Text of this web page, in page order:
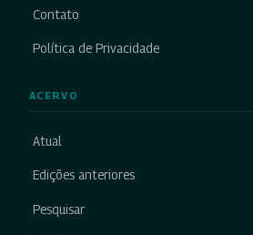
Contato
Política de Privacidade
ACERVO
Atual
Edições anteriores
Pesquisar